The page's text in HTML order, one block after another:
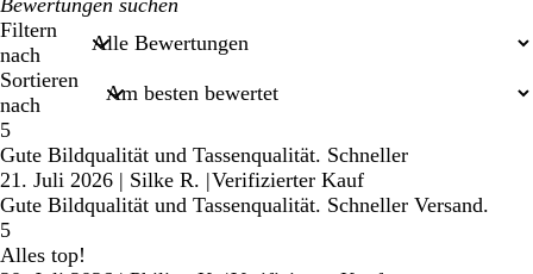
Sucheingaben
Filtern
nach
Sortieren
nach
5
Gute Bildqualität und Tassenqualität. Schneller
21. Juli 2026 | Silke R. |Verifizierter Kauf
Gute Bildqualität und Tassenqualität. Schneller Versand.
5
Alles top!